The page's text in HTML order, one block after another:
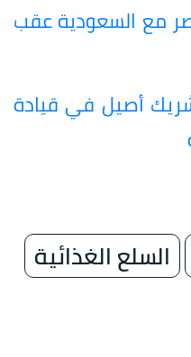
مع السعودية عقب
أصيل في قيادة
السلع الغذائية